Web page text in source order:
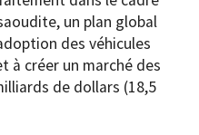
un plan global
des véhicules
à créer un marché des
de dollars (18,5